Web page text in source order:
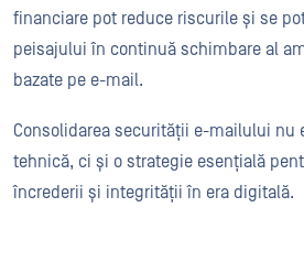
financiare pot reduce riscurile și se
peisajului în continuă schimbare al
bazate pe e-mail.
Consolidarea securității e-mailului nu
tehnică, ci și o strategie esențială
încrederii și integrității în era digitală.